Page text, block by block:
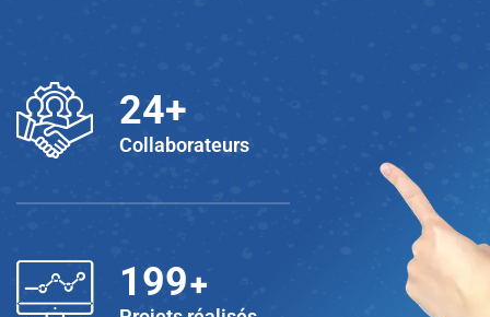
25+
Collaborateurs
200+